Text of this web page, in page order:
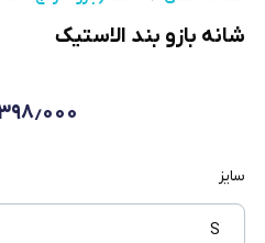
شانه بازو بند الاستیک
سایز
S